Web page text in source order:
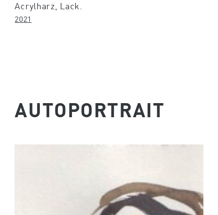
Acrylharz, Lack.
2021
AUTO­PORTRAIT